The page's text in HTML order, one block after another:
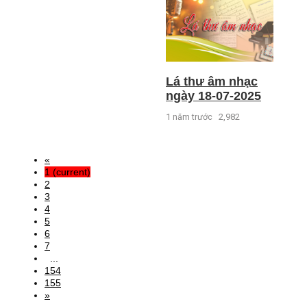
Lá thư âm nhạc
ngày 18-07-2025
1 năm trước 2,982
«
1 (current)
2
3
4
5
6
7
...
154
155
»